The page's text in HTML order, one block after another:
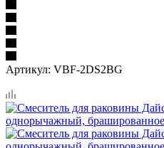
Артикул: VBF-2DS2BG